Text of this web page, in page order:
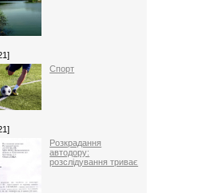
Спорт
Розкрадання
автодору:
розслідування триває